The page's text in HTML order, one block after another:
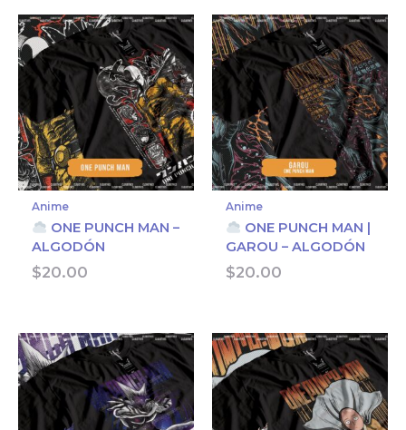
Anime
ONE PUNCH MAN –
ALGODÓN
$20.00
Anime
ONE PUNCH MAN |
GAROU – ALGODÓN
$20.00